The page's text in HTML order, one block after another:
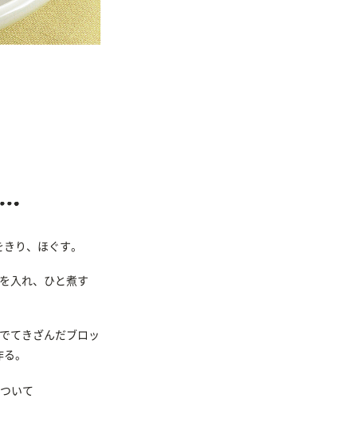
り、ほぐす。
入れ、ひと煮す
てきざんだブロッ
。
いて